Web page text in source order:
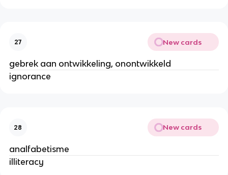
27 New cards
gebrek aan ontwikkeling, onontwikkeld
ignorance
28 New cards
analfabetisme
illiteracy